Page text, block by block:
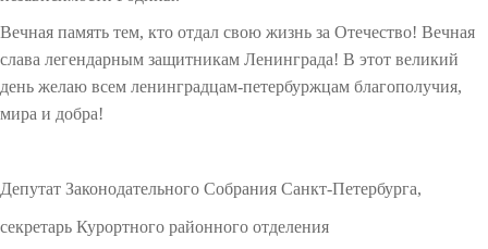
Вечная память тем, кто отдал свою жизнь за Отечество! Вечная
слава легендарным защитникам Ленинграда! В этот великий
день желаю всем ленинградцам-петербуржцам благополучия,
мира и добра!
Депутат Законодательного Собрания Санкт-Петербурга,
секретарь Курортного районного отделения